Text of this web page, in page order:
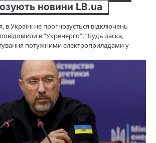
новини LB.ua
в Україні не прогнозується відключень
в “Укренерго”. “Будь ласка,
потужними електроприладами у